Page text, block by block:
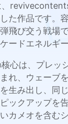
、
た作品です。
飛び交う戦場
ードエネルギ
核心は、プレ
れ、ウェーブ
生み出し、同
ックアップを
カメオを含む